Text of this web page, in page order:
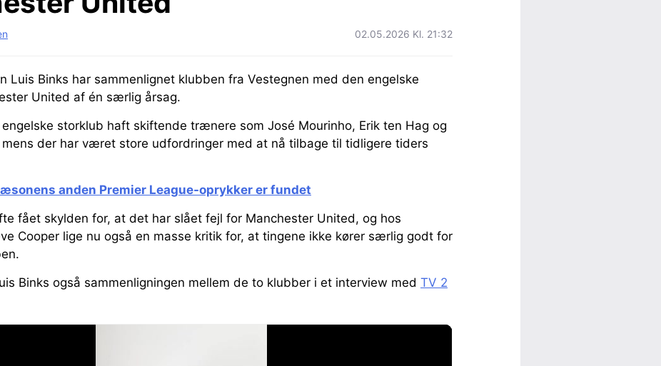
02.05.2026 Kl. 21:32
Luis Binks har sammenlignet klubben fra Vestegnen med den engelske
United af én særlig årsag.
storklub haft skiftende trænere som José Mourinho, Erik ten Hag og
mens der har været store udfordringer med at nå tilbage til tidligere tiders
anden Premier League-oprykker er fundet
fået skylden for, at det har slået fejl for Manchester United, og hos
Cooper lige nu også en masse kritik for, at tingene ikke kører særlig godt for
Binks også sammenligningen mellem de to klubber i et interview med TV 2